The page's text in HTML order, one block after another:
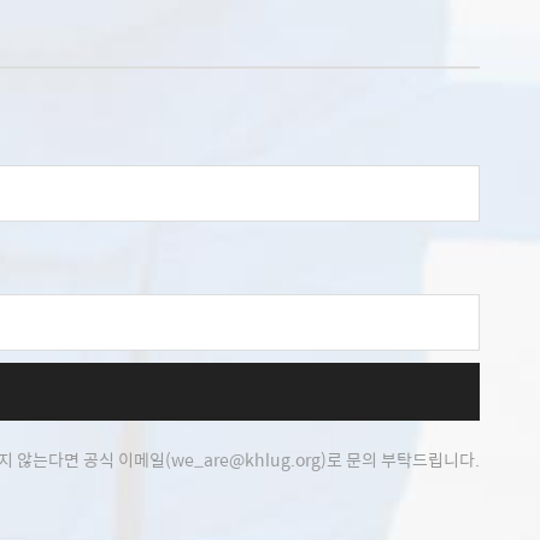
않는다면 공식 이메일(we_are@khlug.org)로 문의 부탁드립니다.